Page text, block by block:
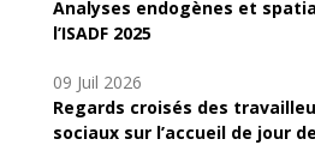
Analyses endogènes et
l’ISADF 2025
09 Juil 2026
Regards croisés des
sociaux sur l’accueil de jour